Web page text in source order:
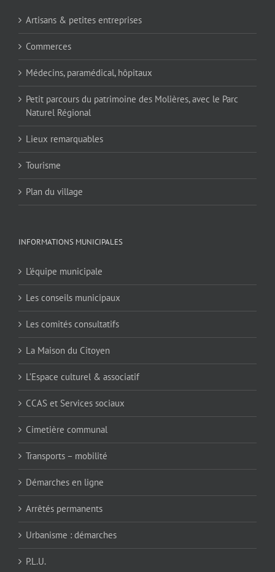
Artisans & petites entreprises
Commerces
Médecins, paramédical, hôpitaux
Petit parcours du patrimoine des Molières, avec le Parc
Naturel Régional
Lieux remarquables
Tourisme
Plan du village
INFORMATIONS MUNICIPALES
L’équipe municipale
Les conseils municipaux
Les comités consultatifs
La Maison du Citoyen
L’Espace culturel & associatif
CCAS et Services sociaux
Cimetière communal
Transports – mobilité
Démarches en ligne
Arrêtés permanents
Urbanisme : démarches
P.L.U.